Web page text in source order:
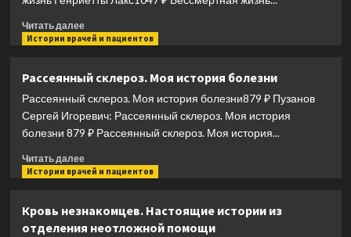
и
врачебной
Читать далееПрочитать
больше
жизнь
Генриетты
Лакс
Истории врачей и пациентов
Рассеянный склероз. Моя история болезни
Рассеянный склероз. Моя история болезни879 ₽ Пузанов
Сергей Игоревич: Рассеянный склероз. Моя история
болезни 879 ₽ Рассеянный склероз. Моя история...
Читать далееПрочитать
больше
склероз.
Моя
Истории врачей и пациентов
Кровь незнакомцев. Настоящие истории из
отделения неотложной помощи